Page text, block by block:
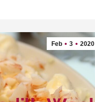
Feb 3 2020